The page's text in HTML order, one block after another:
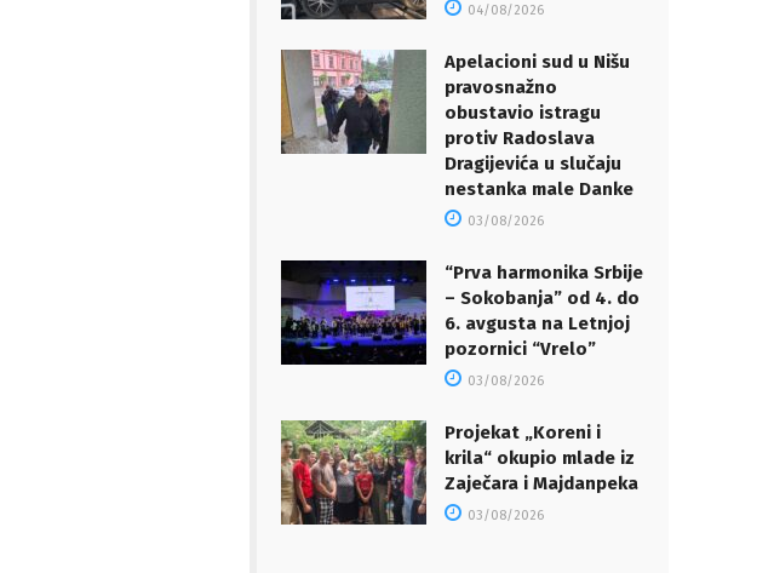
04/08/2026
Apelacioni sud u Nišu
pravosnažno
obustavio istragu
protiv Radoslava
Dragijevića u slučaju
nestanka male Danke
03/08/2026
“Prva harmonika Srbije
– Sokobanja” od 4. do
6. avgusta na Letnjoj
pozornici “Vrelo”
03/08/2026
Projekat „Koreni i
krila“ okupio mlade iz
Zaječara i Majdanpeka
03/08/2026